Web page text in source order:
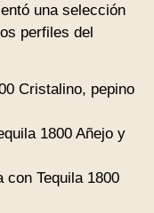
una selección
perfiles del
Cristalino, pepino
1800 Añejo y
con Tequila 1800